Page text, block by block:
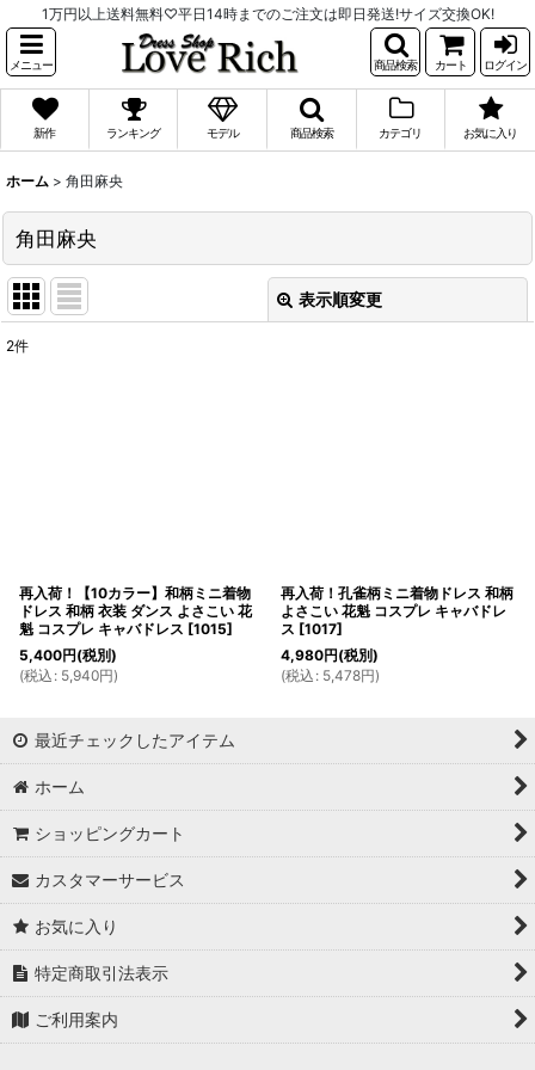
1万円以上送料無料♡平日14時までのご注文は即日発送!サイズ交換OK!
メニュー 商品検索 カート ログイン
新作 ランキング モデル 商品検索 カテゴリ お気に入り
ホーム > 角田麻央
角田麻央
表示順変更
2件
再入荷！【10カラー】和柄ミニ着物
ドレス 和柄 衣装 ダンス よさこい 花
魁 コスプレ キャバドレス [1015]
5,400円(税別)
(税込 : 5,940円)
再入荷！孔雀柄ミニ着物ドレス 和柄
よさこい 花魁 コスプレ キャバドレ
ス [1017]
4,980円(税別)
(税込 : 5,478円)
最近チェックしたアイテム
ホーム
ショッピングカート
カスタマーサービス
お気に入り
特定商取引法表示
ご利用案内